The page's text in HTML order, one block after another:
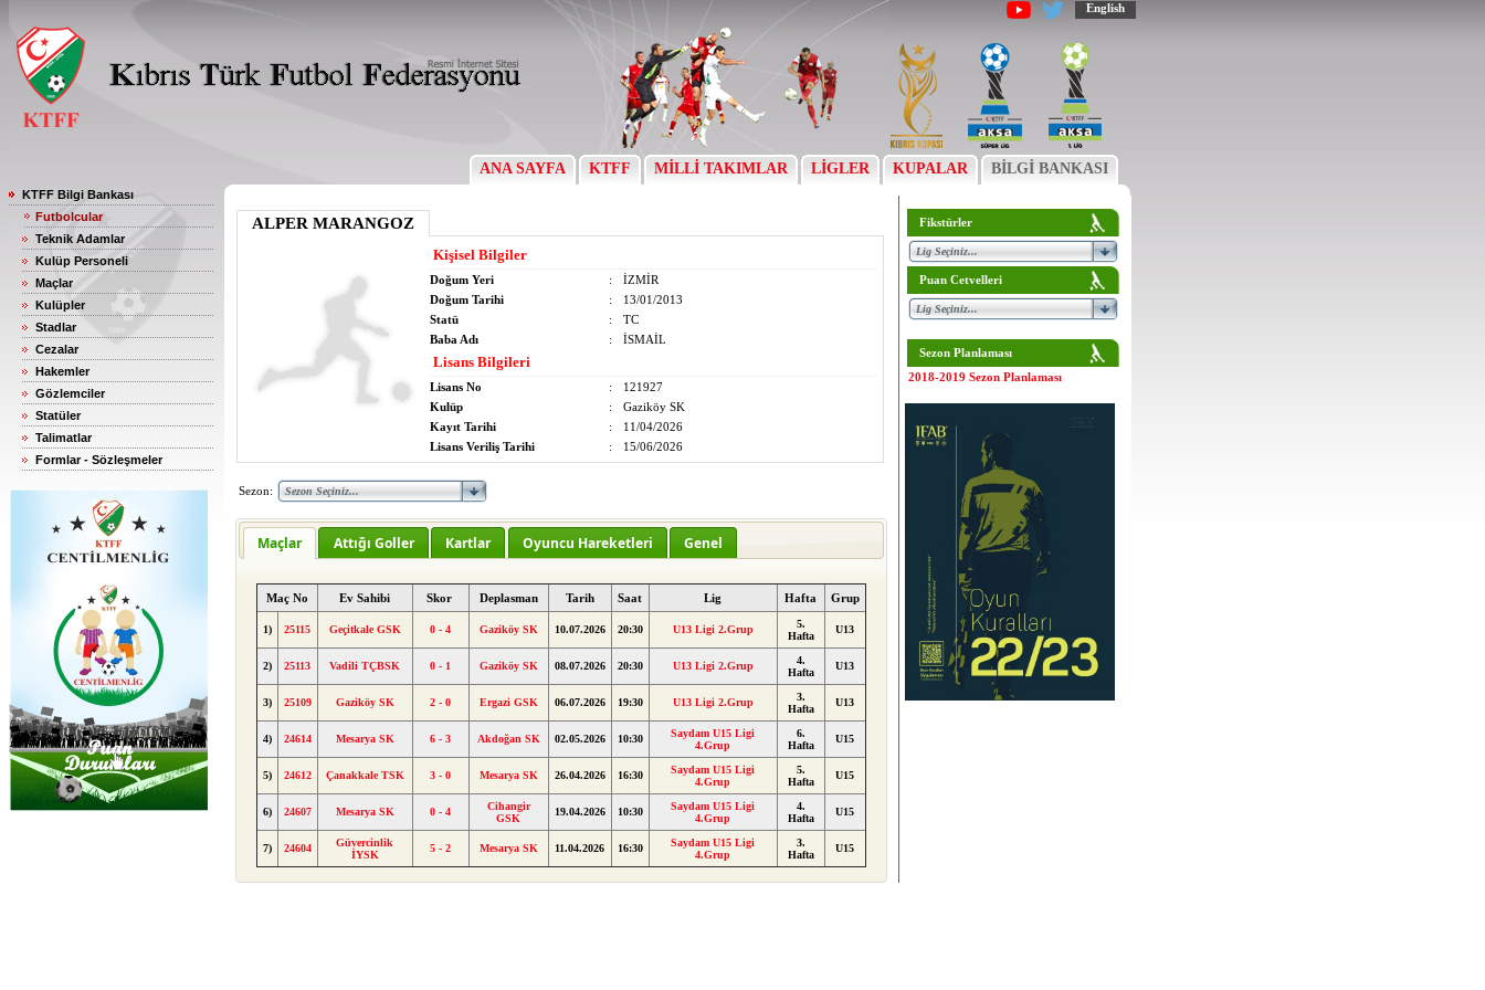
English
ANA SAYFA KTFF MİLLİ TAKIMLAR LİGLER KUPALAR BİLGİ BANKASI
KTFF Bilgi Bankası
Futbolcular
Teknik Adamlar
Kulüp Personeli
Maçlar
Kulüpler
Stadlar
Cezalar
Hakemler
Gözlemciler
Statüler
Talimatlar
Formlar - Sözleşmeler
ALPER MARANGOZ
Kişisel Bilgiler
Doğum Yeri :
İZMİR
Doğum Tarihi
:
13/01/2013
Statü
:
TC
Baba Adı
: İSMAİL
Lisans Bilgileri
Lisans No :
121927
Kulüp
:
Gaziköy SK
Kayıt Tarihi
:
11/04/2026
Lisans Veriliş Tarihi
: 15/06/2026
Sezon:
Maçlar Attığı Goller Kartlar Oyuncu Hareketleri Genel
Maç No Ev Sahibi Skor Deplasman Tarih Saat Lig Hafta Grup
1) 25115 Geçitkale GSK 0 - 4 Gaziköy SK 10.07.2026 20:30 U13 Ligi 2.Grup
5.
Hafta
U13
2) 25113 Vadili TÇBSK 0 - 1 Gaziköy SK 08.07.2026 20:30 U13 Ligi 2.Grup
4.
Hafta
U13
3) 25109 Gaziköy SK 2 - 0 Ergazi GSK 06.07.2026 19:30 U13 Ligi 2.Grup
3.
Hafta
U13
4) 24614 Mesarya SK 6 - 3 Akdoğan SK 02.05.2026 10:30
Saydam U15 Ligi
4.Grup
6.
Hafta
U15
5) 24612 Çanakkale TSK 3 - 0 Mesarya SK 26.04.2026 16:30
Saydam U15 Ligi
4.Grup
5.
Hafta
U15
6) 24607 Mesarya SK 0 - 4
Cihangir
GSK
19.04.2026 10:30
Saydam U15 Ligi
4.Grup
4.
Hafta
U15
7) 24604
Güvercinlik
İYSK
5 - 2 Mesarya SK 11.04.2026 16:30
Saydam U15 Ligi
4.Grup
3.
Hafta
U15
Fikstürler
Puan Cetvelleri
Sezon Planlaması
2018-2019 Sezon Planlaması